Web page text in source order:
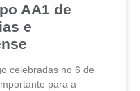
AA1 de
e
celebradas no 6 de
para a